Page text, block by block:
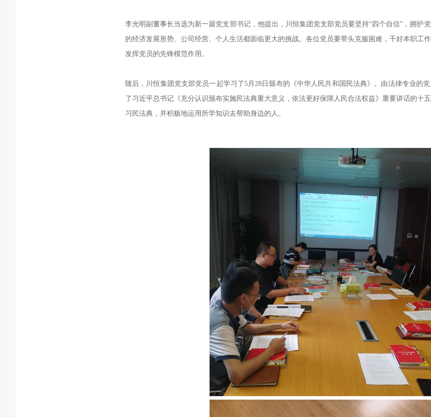
李光明副董事长当选为新一届党支部书记， 他提出，川恒集团党支部党员要坚持“四个自信” ，拥护
的经济发展形势、公司经营、个人生活都面临更大的挑战。 各位党员要带头克服困难，干好本职工
发挥党员的先锋模范作用。
随后，川恒集团党支部党员一起学习了5月28日颁布的《中华人民共和国民法典》 。 由法律专业的
了习近平总书记《充分认识颁布实施民法典重大意义，依法更好保障人民合法权益》重要讲话的十
习民法典，并积极地运用所学知识去帮助身边的人。